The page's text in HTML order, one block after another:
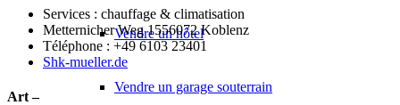
Vendre un hôtel
Vendre un garage souterrain
Services : chauffage & climatisation
Metternicher Weg 1556072 Koblenz
Téléphone : +49 6103 23401
Shk-mueller.de
Art –